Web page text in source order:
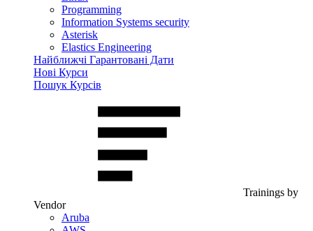
Programming
Information Systems security
Asterisk
Elastics Engineering
Найближчі Гарантовані Дати
Нові Курси
Пошук Курсів
Trainings by
Vendor
Aruba